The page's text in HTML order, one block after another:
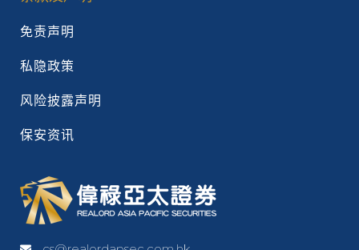
免责声明
私隐政策
风险披露声明
保安资讯